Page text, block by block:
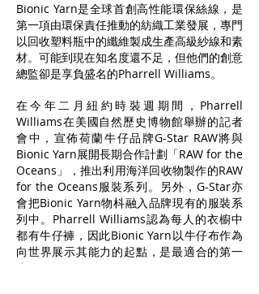
Bionic Yarn是全球首創高性能環保絲線，是
第一項由環保責任推動的紡織工業發展，專門
以回收塑料瓶中的纖維製成生產高級紗線和素
材。可能到現在知名度還不足，但他們的創意
總監卻是享負盛名的Pharrell Williams。
在今年二月紐約時裝週期間，Pharrell
Williams在美國自然歷史博物館舉辦的記者
會中，宣佈荷蘭牛仔品牌G-Star RAW將與
Bionic Yarn展開長期合作計劃「RAW for the
Oceans」，推出利用海洋回收物製作的RAW
for the Oceans服裝系列。另外，G-Star亦
會把Bionic Yarn物枓融入品牌現有的服裝系
列中。Pharrell Williams認為每人的衣櫥中
都有牛仔褲，因此Bionic Yarn以牛仔布作為
向世界展示其能力的起點，是最適合的第一
步。